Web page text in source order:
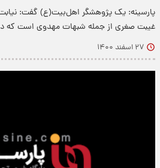
پارسینه: یک پژوهشگر اهل‌بیت(ع) گفت:
غیبت صغری از جمله شبهات مهدوی است که
۲۷ اسفند ۱۴۰۰